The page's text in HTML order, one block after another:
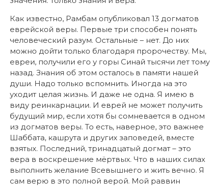
Как известно, Рамбам опубликовал 13 догматов
еврейской веры. Первые три способен понять
человеческий разум. Остальные – нет. До них
можно дойти только благодаря пророчеству. Мы,
евреи, получили его у горы Синай тысячи лет тому
назад. Знания об этом осталось в памяти нашей
души. Надо только вспомнить. Иногда на это
уходит целая жизнь. И даже не одна. Я имею в
виду реинкарнации. И еврей не может получить
будущий мир, если хотя бы сомневается в одном
из догматов веры. То есть, наверное, это важнее
Шаббата, кашрута и других заповедей, вместе
взятых. Последний, тринадцатый догмат – это
вера в воскрешение мёртвых. Что в наших силах
выполнить желание Всевышнего и жить вечно. Я
сам верю в это полной верой. Мой раввин